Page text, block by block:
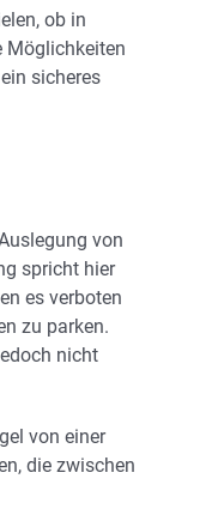
ob in
Möglichkeiten
sicheres
von
spricht hier
es verboten
zu parken.
nicht
von einer
die zwischen